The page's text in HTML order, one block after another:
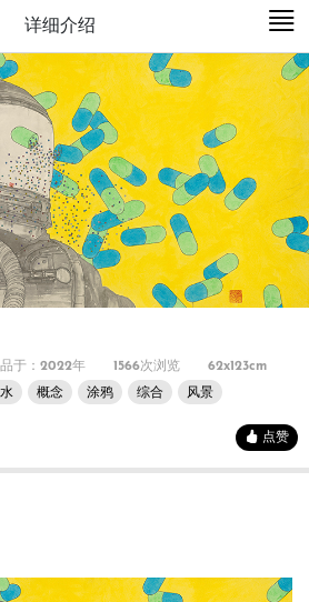
详细介绍
于：2022年 1566次浏览
62x123cm
概念 涂鸦 综合 风景
点赞